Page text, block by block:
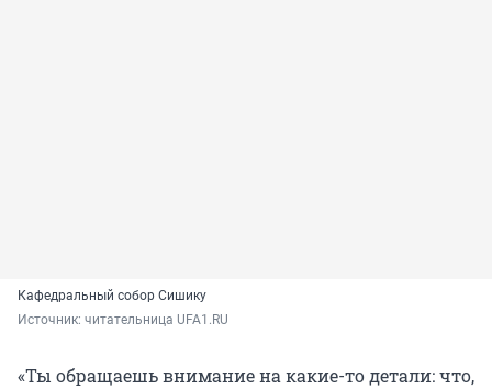
Кафедральный собор Сишику
Источник: читательница UFA1.RU
«Ты обращаешь внимание на какие-то детали: что,